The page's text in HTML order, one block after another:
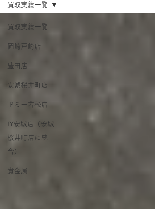
買取実績一覧
岡崎戸崎店
豊田店
安城桜井町店
ドミー若松店
IY安城店（安城
桜井町店に統
合）
貴金属
買取実績一覧